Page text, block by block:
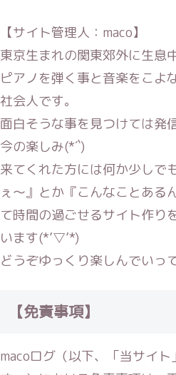
【サイト管理人：maco】
東京生まれの関東郊外に生息中
ピアノを弾く事と音楽をこよ
社会人です。
面白そうな事を見つけては発
今の楽しみ(*´`)
来てくれた方には何か少しで
ぇ〜』とか『こんなことある
て時間の過ごせるサイト作り
います(*’▽’*)
どうぞゆっくり楽しんでいっ
【免責事項】
macoログ （以下、「当サイ